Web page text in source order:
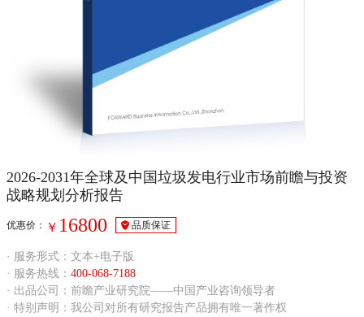
2026-2031年全球及中国垃圾发电行业市场前瞻与投资
战略规划分析报告
优惠价： ￥ 16800 品质保证
· 服务形式：文本+电子版
· 服务热线： 400-068-7188
· 出品公司：前瞻产业研究院——中国产业咨询领导者
· 特别声明：我公司对所有研究报告产品拥有唯一著作权